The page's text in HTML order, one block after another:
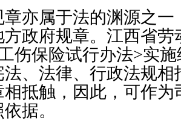
属于法的渊源之一
方政府规章。江西省
伤保险试行办法>实
法、法律、行政法规
抵触，因此，可作为
据。